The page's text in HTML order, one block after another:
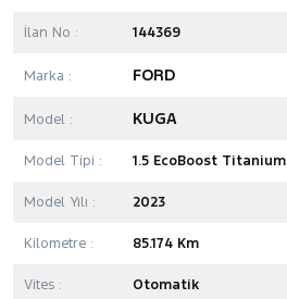
İlan No : 144369
Marka : FORD
Model : KUGA
Model Tipi : 1.5 EcoBoost Titanium
Model Yılı : 2023
Kilometre : 85.174 Km
Vites : Otomatik